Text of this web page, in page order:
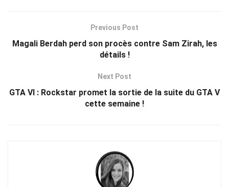
Previous Post
Magali Berdah perd son procès contre Sam Zirah, les
détails !
Next Post
GTA VI : Rockstar promet la sortie de la suite du GTA V
cette semaine !